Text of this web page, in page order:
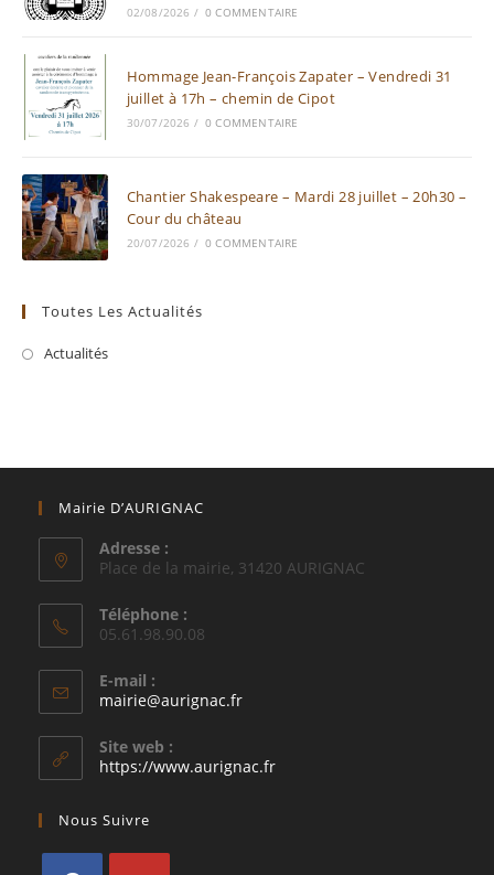
02/08/2026 / 0 COMMENTAIRE
Hommage Jean-François Zapater – Vendredi 31
juillet à 17h – chemin de Cipot
30/07/2026 / 0 COMMENTAIRE
Chantier Shakespeare – Mardi 28 juillet – 20h30 –
Cour du château
20/07/2026 / 0 COMMENTAIRE
Toutes Les Actualités
Actualités
Mairie D’AURIGNAC
Adresse :
Place de la mairie, 31420 AURIGNAC
Téléphone :
05.61.98.90.08
E-mail :
mairie@aurignac.frS’ouvre
application
Site web :
https://www.aurignac.fr
Nous Suivre